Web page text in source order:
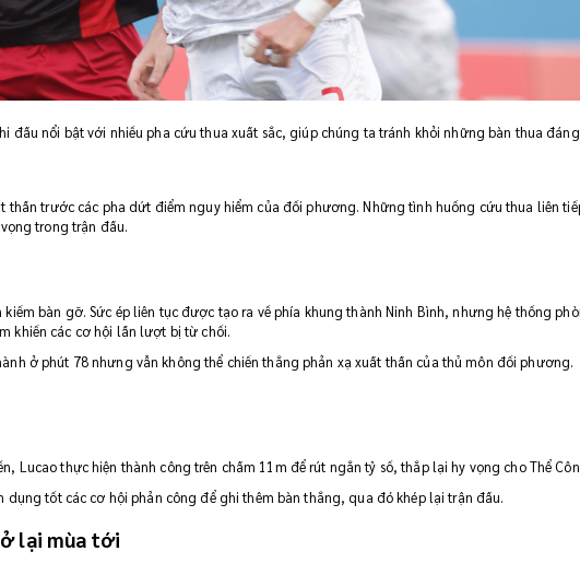
đấu nổi bật với nhiều pha cứu thua xuất sắc, giúp chúng ta tránh khỏi những bàn thua
thần trước các pha dứt điểm nguy hiểm của đối phương. Những tình huống cứu thua liên
trong trận đấu.
bàn gỡ. Sức ép liên tục được tạo ra về phía khung thành Ninh Bình, nhưng hệ thống
khiến các cơ hội lần lượt bị từ chối.
ở phút 78 nhưng vẫn không thể chiến thắng phản xạ xuất thần của thủ môn đối phương.
Lucao thực hiện thành công trên chấm 11m để rút ngắn tỷ số, thắp lại hy vọng cho Thể
tốt các cơ hội phản công để ghi thêm bàn thắng, qua đó khép lại trận đấu.
lại mùa tới